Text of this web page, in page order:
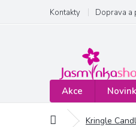
obsah
Kontakty Doprava a
Akce
Domů Kringle